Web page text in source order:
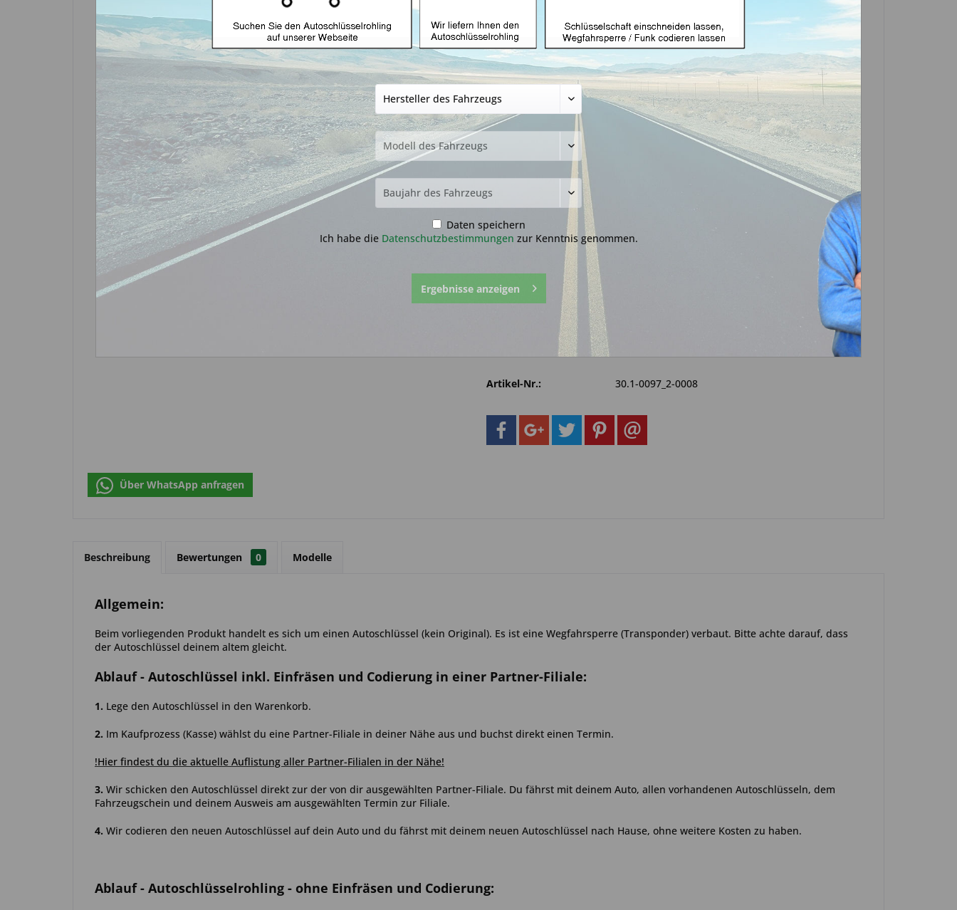
Rover mit ID46 und NE75 (Aftermarket
Produkt)
34,99 € *
inkl. MwSt. zzgl. Versandkosten
Lieferzeit ca. 1-3 Werktage
NEU: Kompletten Autoschlüssel in einer Partner-Filiale deiner Nähe
nachmachen lassen:
Der genaue Ablauf befindet sich in der Beschreibung. Scrolle einfach
runter.
Fragen zum Artikel?
Artikel-Nr.: 30.1-0097_2-0008
Über WhatsApp anfragen
Beschreibung Bewertungen 0 Modelle
Allgemein:
Beim vorliegenden Produkt handelt es sich um einen Autoschlüssel (kein Original). Es ist eine Wegfahrsperre (Transponder) verbaut. Bitte achte darauf, dass
der Autoschlüssel deinem altem gleicht.
Ablauf- Autoschlüssel inkl. Einfräsen und Codierung in einer Partner-Filiale:
1. Lege den Autoschlüssel in den Warenkorb.
2. Im Kaufprozess (Kasse) wählst du eine Partner-Filiale in deiner Nähe aus und buchst direkt einen Termin.
!Hier findest du die aktuelle Auflistung aller Partner-Filialen in der Nähe!
3. Wir schicken den Autoschlüssel direkt zur der von dir ausgewählten Partner-Filiale. Du fährst mit deinem Auto, allen vorhandenen Autoschlüsseln, dem
Fahrzeugschein und deinem Ausweis am ausgewählten Termin zur Filiale.
4. Wir codieren den neuen Autoschlüssel auf dein Auto und du fährst mit deinem neuen Autoschlüssel nach Hause, ohne weitere Kosten zu haben.
Ablauf- Autoschlüsselrohling - ohne Einfräsen und Codierung:
Daten speichern
Ich habe die Datenschutzbestimmungen zur Kenntnis genommen.
Ergebnisse anzeigen